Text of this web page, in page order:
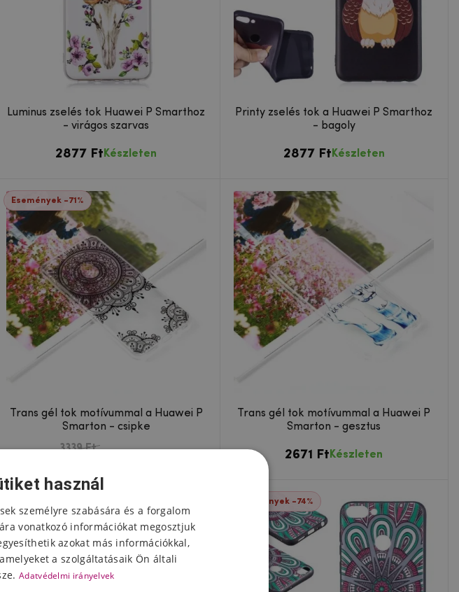
Luminus zselés tok Huawei P Smarthoz
- virágos szarvas
2877 Ft Készleten
Printy zselés tok a Huawei P Smarthoz
- bagoly
2877 Ft Készleten
Események -71%
Trans gél tok motívummal a Huawei P
Smarton - csipke
3339 Ft
Trans gél tok motívummal a Huawei P
Smarton - gesztus
2671 Ft Készleten
Események -74%
használ
személyre szabására és a forgalom
vonatkozó információkat megosztjuk
azokat más információkkal,
a szolgáltatásaik Ön általi
Adatvédelmi irányelvek